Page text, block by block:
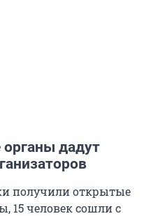
дадут
получили открытые
15 человек сошли с